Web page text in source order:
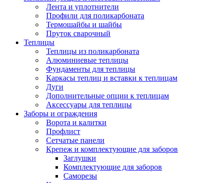
Лента и уплотнители
Профили для поликарбоната
Термошайбы и шайбы
Пруток сварочный
Теплицы
Теплицы из поликарбоната
Алюминиевые теплицы
Фундаменты для теплицы
Каркасы теплиц и вставки к теплицам
Дуги
Дополнительные опции к теплицам
Аксессуары для теплицы
Заборы и ограждения
Ворота и калитки
Профлист
Сетчатые панели
Крепеж и комплектующие для заборов
Заглушки
Комплектующие для заборов
Саморезы